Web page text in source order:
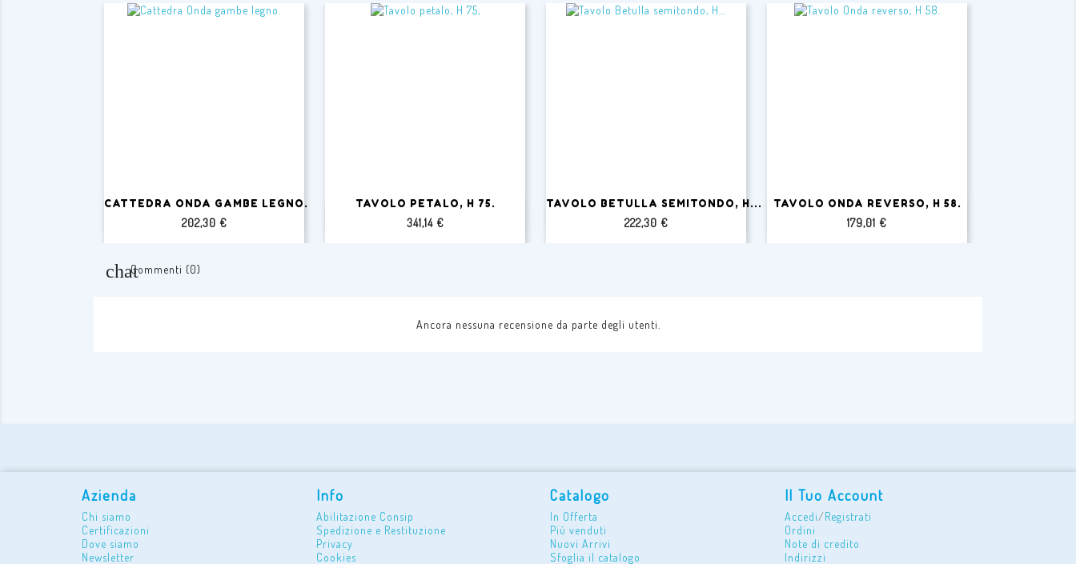
CATTEDRA ONDA GAMBE LEGNO.
Prezzo
202,30 €
Anteprima
TAVOLO PETALO, H 75.
Prezzo
341,14 €
Anteprima
TAVOLO BETULLA SEMITONDO, H...
Prezzo
222,30 €
Anteprima
TAVOLO ONDA REVERSO, H 58.
Prezzo
179,01 €
Anteprima
Commenti (0)
Ancora nessuna recensione da parte degli utenti.
Azienda
Chi siamo
Certificazioni
Dove siamo
Newsletter
Info
Abilitazione Consip
Spedizione e Restituzione
Privacy
Cookies
Catalogo
In Offerta
Più venduti
Nuovi Arrivi
Sfoglia il catalogo
Il Tuo Account
Accedi/Registrati
Ordini
Note di credito
Indirizzi